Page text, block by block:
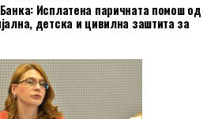
Исплатена паричната помош од
детска и цивилна заштита за